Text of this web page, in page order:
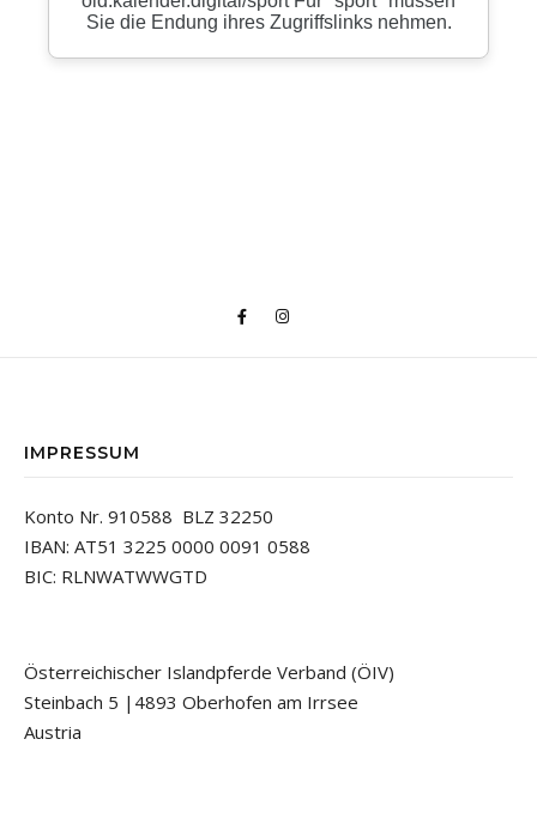
IMPRESSUM
Konto Nr. 910588 BLZ 32250
IBAN: AT51 3225 0000 0091 0588
BIC: RLNWATWWGTD
Österreichischer Islandpferde Verband (ÖIV)
Steinbach 5 |4893 Oberhofen am Irrsee
Austria